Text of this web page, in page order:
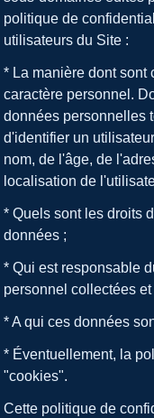
politique de
utilisateurs du Site :
* La manière dont sont
caractère personnel.
données personnelles
d'identifier un
nom, de l'âge, de
localisation de
* Quels sont les droits
données ;
* Qui est responsable
personnel collectées et
* A qui ces données
* Éventuellement, la
"cookies".
Cette politique de